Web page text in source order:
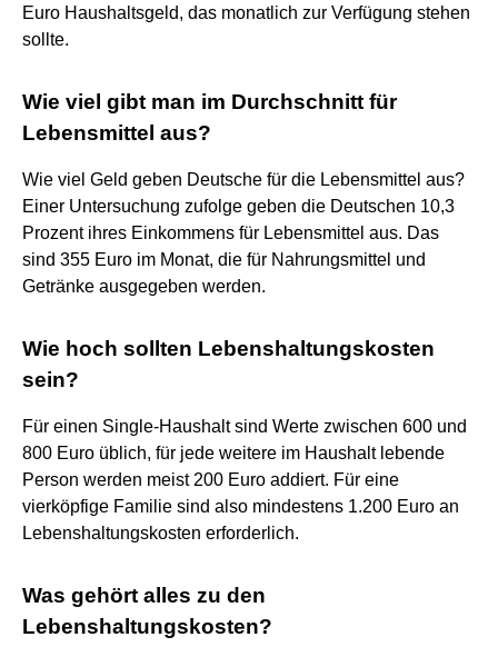
Euro Haushaltsgeld, das monatlich zur Verfügung stehen
sollte.
Wie viel gibt man im Durchschnitt für
Lebensmittel aus?
Wie viel Geld geben Deutsche für die Lebensmittel aus?
Einer Untersuchung zufolge geben die Deutschen 10,3
Prozent ihres Einkommens für Lebensmittel aus. Das
sind 355 Euro im Monat, die für Nahrungsmittel und
Getränke ausgegeben werden.
Wie hoch sollten Lebenshaltungskosten
sein?
Für einen Single-Haushalt sind Werte zwischen 600 und
800 Euro üblich, für jede weitere im Haushalt lebende
Person werden meist 200 Euro addiert. Für eine
vierköpfige Familie sind also mindestens 1.200 Euro an
Lebenshaltungskosten erforderlich.
Was gehört alles zu den
Lebenshaltungskosten?